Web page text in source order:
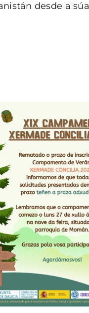
desde a súa